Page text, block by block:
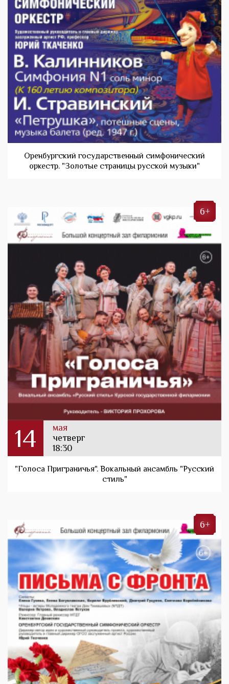
Оренбургский государственный симфонический
оркестр. "Золотые страницы русской музыки"
6+
14
мая
четверг
18:30
"Голоса Приграничья". Вокальный ансамбль "Русский
стиль"
6+